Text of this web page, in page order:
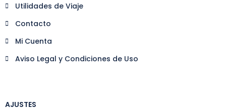
Utilidades de Viaje
Contacto
Mi Cuenta
Aviso Legal y Condiciones de Uso
AJUSTES